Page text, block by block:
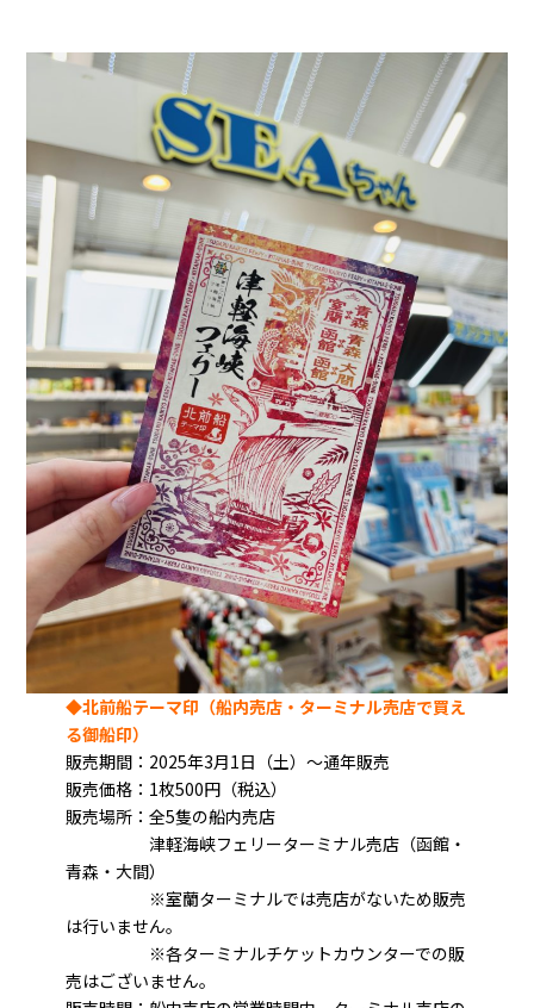
◆北前船テーマ印（船内売店・ターミナル売店で買え
る御船印）
販売期間：2025年3月1日（土）～通年販売
販売価格：1枚500円（税込）
販売場所：全5隻の船内売店
津軽海峡フェリーターミナル売店（函館・
青森・大間）
※室蘭ターミナルでは売店がないため販売
は行いません。
※各ターミナルチケットカウンターでの販
売はございません。